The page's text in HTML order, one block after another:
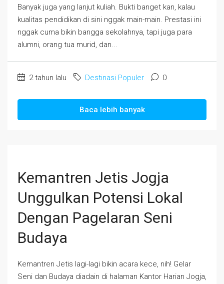
Banyak juga yang lanjut kuliah. Bukti banget kan, kalau
kualitas pendidikan di sini nggak main-main. Prestasi ini
nggak cuma bikin bangga sekolahnya, tapi juga para
alumni, orang tua murid, dan...
2 tahun lalu Destinasi Populer 0
Baca lebih banyak
Kemantren Jetis Jogja
Unggulkan Potensi Lokal
Dengan Pagelaran Seni
Budaya
Kemantren Jetis lagi-lagi bikin acara kece, nih! Gelar
Seni dan Budaya diadain di halaman Kantor Harian Jogja,